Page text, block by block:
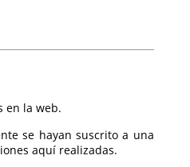
en la web.
se hayan suscrito a una
aquí realizadas.